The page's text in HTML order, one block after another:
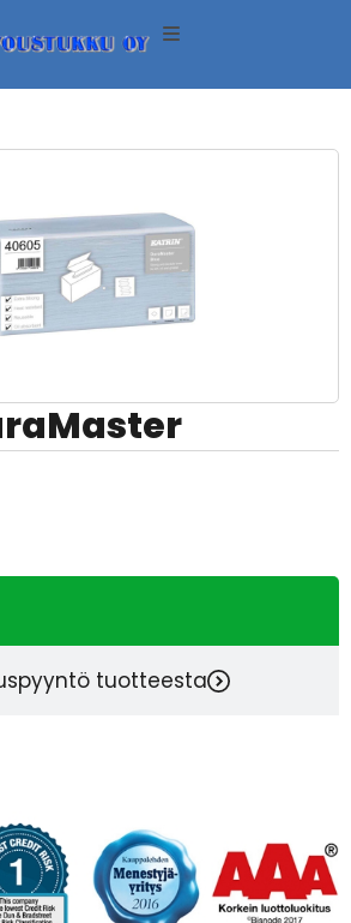
tuotteesta